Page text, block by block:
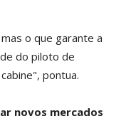
o que garante a
do piloto de
pontua.
novos mercados